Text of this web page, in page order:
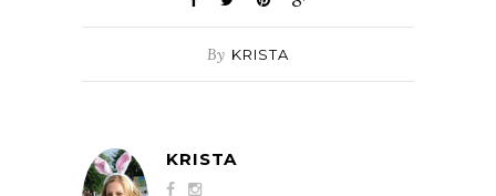
By KRISTA
KRISTA